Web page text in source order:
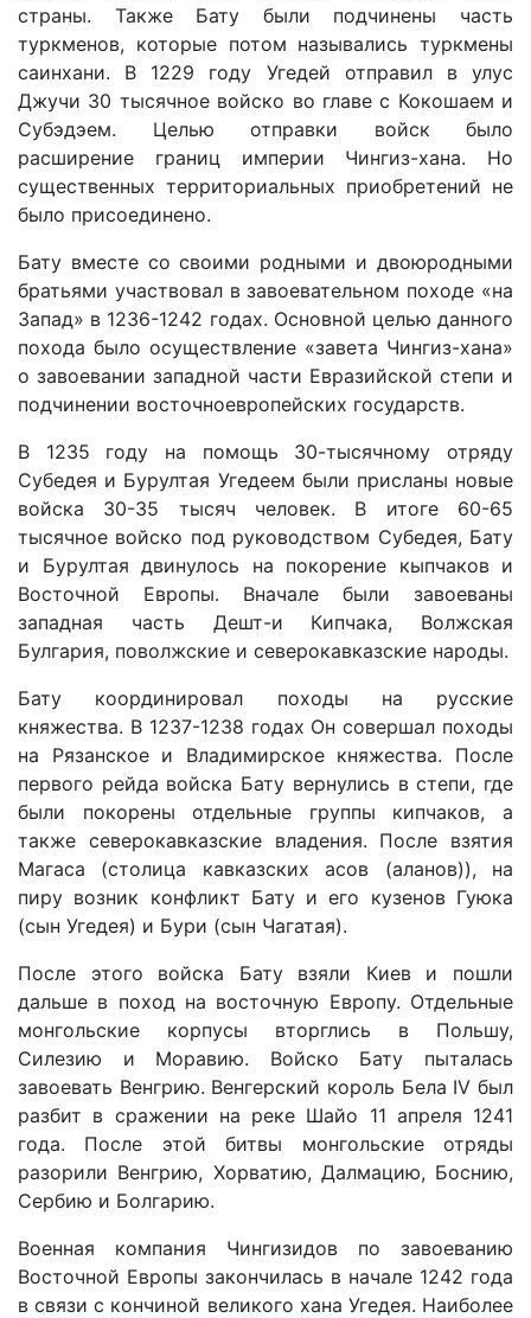
страны. Также Бату были подчинены часть
туркменов, которые потом назывались туркмены
саинхани. В 1229 году Угедей отправил в улус
Джучи 30 тысячное войско во главе с Кокошаем и
Субэдэем. Целью отправки войск было
расширение границ империи Чингиз-хана. Но
существенных территориальных приобретений не
было присоединено.
Бату вместе со своими родными и двоюродными
братьями участвовал в завоевательном походе «на
Запад» в 1236-1242 годах. Основной целью данного
похода было осуществление «завета Чингиз-хана»
о завоевании западной части Евразийской степи и
подчинении восточноевропейских государств.
В 1235 году на помощь 30-тысячному отряду
Субедея и Бурултая Угедеем были присланы новые
войска 30-35 тысяч человек. В итоге 60-65
тысячное войско под руководством Субедея, Бату
и Бурултая двинулось на покорение кыпчаков и
Восточной Европы. Вначале были завоеваны
западная часть Дешт-и Кипчака, Волжская
Булгария, поволжские и северокавказские народы.
Бату координировал походы на русские
княжества. В 1237-1238 годах Он совершал походы
на Рязанское и Владимирское княжества. После
первого рейда войска Бату вернулись в степи, где
были покорены отдельные группы кипчаков, а
также северокавказские владения. После взятия
Магаса (столица кавказских асов (аланов)), на
пиру возник конфликт Бату и его кузенов Гуюка
(сын Угедея) и Бури (сын Чагатая).
После этого войска Бату взяли Киев и пошли
дальше в поход на восточную Европу. Отдельные
монгольские корпусы вторглись в Польшу,
Силезию и Моравию. Войско Бату пыталась
завоевать Венгрию. Венгерский король Бела IV был
разбит в сражении на реке Шайо 11 апреля 1241
года. После этой битвы монгольские отряды
разорили Венгрию, Хорватию, Далмацию, Боснию,
Сербию и Болгарию.
Военная компания Чингизидов по завоеванию
Восточной Европы закончилась в начале 1242 года
в связи с кончиной великого хана Угедея. Наиболее